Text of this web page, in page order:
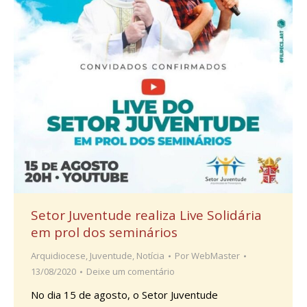
Setor Juventude realiza Live Solidária
em prol dos seminários
Arquidiocese, Juventude, Notícia PorWebMaster
13/08/2020
Deixe um comentário
No dia 15 de agosto, o Setor Juventude